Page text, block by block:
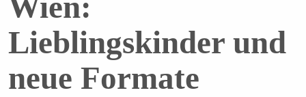
Lieblingskinder und
neue Formate